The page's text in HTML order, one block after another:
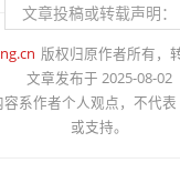
文章投稿或转载声明：
版权归原作者所有，
文章发布于 2025-08-02
容系作者个人观点，不代表
或支持。